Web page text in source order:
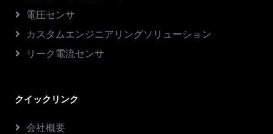
電圧センサ
カスタムエンジニアリングソリューション
リーク電流センサ
クイックリンク
会社概要